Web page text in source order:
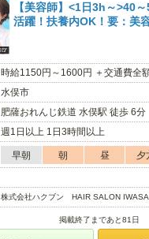
【美容師】<1日3h～>40
活躍！扶養内OK！要：美
時給1150円～1600円 ＋交通費全
水俣市
肥薩おれんじ鉄道 水俣駅 徒歩 6分
週1日以上 1日3時間以上
早朝 朝 昼 夕
株式会社ハクブン HAIR SALON
掲載終了まであと81日